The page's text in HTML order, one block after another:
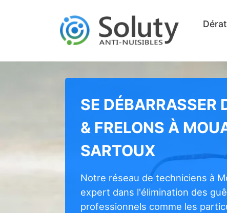
SE DÉBARRASSER
& FRELONS À
SARTOUX
Notre réseau de techniciens à
expert dans l'élimination des
professionnels comme les